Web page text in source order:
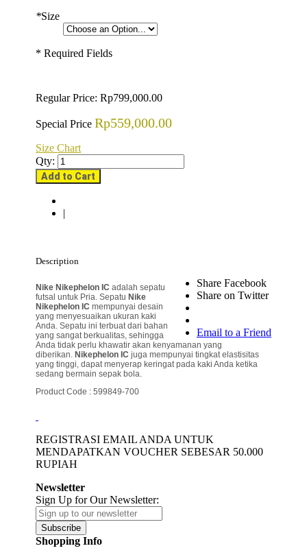
*Size
* Required Fields
Regular Price: Rp799,000.00
Special Price Rp559,000.00
Size Chart
Qty:
Add to Cart
|
Share Facebook
Share on Twitter
Email to a Friend
Description
Nike Nikephelon ICadalah sepatu
futsal untuk Pria. SepatuNike
NikephelonICmempunyai desain
yang menyesuaikan ukuran kaki
Anda. Sepatu ini terbuat dari bahan
yang sangat berkualitas, sehingga
Anda tidak perlu khawatir akan kenyamanan yang
diberikan.Nikephelon ICjuga mempunyai tingkat elastisitas
yang tinggi, dapat menyerap keringat pada kaki Anda ketika
sedang bermain sepak bola.
Product Code : 599849-700
REGISTRASI EMAIL ANDA UNTUK
MENDAPATKAN VOUCHER SEBESAR 50.000
RUPIAH
Newsletter
Sign Up for Our Newsletter:
Subscribe
Shopping Info